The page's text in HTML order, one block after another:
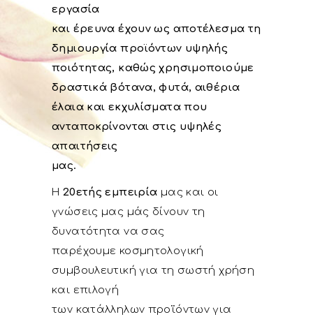
εργασία
και έρευνα έχουν ως αποτέλεσμα τη
δημιουργία προϊόντων υψηλής
ποιότητας, καθώς χρησιμοποιούμε
δραστικά βότανα, φυτά, αιθέρια
έλαια και εκχυλίσματα που
ανταποκρίνονται στις υψηλές
απαιτήσεις
μας.
Η 20ετής εμπειρία μας και οι
γνώσεις μας μάς δίνουν τη
δυνατότητα να σας
παρέχουμε κοσμητολογική
συμβουλευτική για τη σωστή χρήση
και επιλογή
των κατάλληλων προϊόντων για